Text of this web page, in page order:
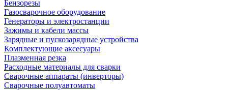
Бензорезы
Газосварочное оборудование
Генераторы и электростанции
Зажимы и кабели массы
Зарядные и пускозарядные устройства
Комплектующие аксесуары
Плазменная резка
Расходные материалы для сварки
Сварочные аппараты (инверторы)
Сварочные полуавтоматы